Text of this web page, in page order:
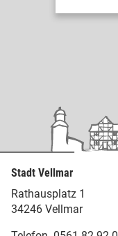
Stadt Vellmar
Rathausplatz 1
34246 Vellmar